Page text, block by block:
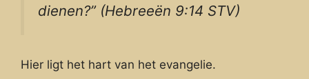
dienen?” (Hebreeën 9:14 STV)
Hier ligt het hart van het evangelie.